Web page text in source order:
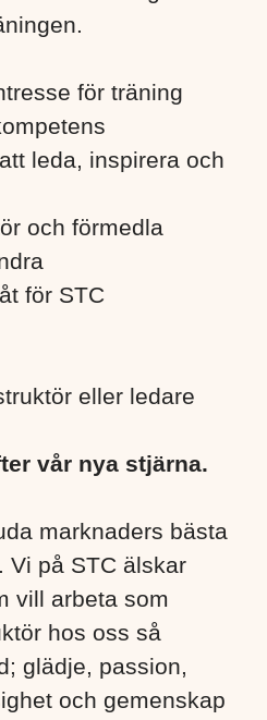
för träning
leda, inspirera och
och förmedla
för STC
eller ledare
vår nya stjärna.
marknaders bästa
Vi på STC älskar
vill arbeta som
hos oss så
glädje, passion,
och gemenskap